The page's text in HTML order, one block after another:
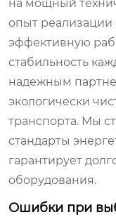
на мощный
опыт реализации
эффективную
стабильность
надежным
экологически
транспорта. Мы
стандарты
гарантирует
оборудования.
Ошибки при